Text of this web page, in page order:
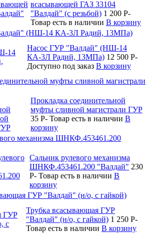
всасывающей ГАЗ 33104
"Валдай" (с резьбой) 1 200 P-
Товар есть в наличии В корзину
(НШ-14 КА-3Л Радий, 13МПа)
Насос ГУР "Валдай" (НШ-14
КА-3Л Радий, 13МПа) 12 500 P-
Доступно под заказ В корзину
муфты сливной магистрали
Прокладка соединительной
муфты сливной магистрали ГУР
35 P- Товар есть в наличии В
корзину
механизма ШНКФ.453461.200
Сальник рулевого механизма
ШНКФ.453461.200 "Валдай" 230
P- Товар есть в наличии В
корзину
ГУР "Валдай" (н/о, с гайкой)
Трубка всасывающая ГУР
"Валдай" (н/о, с гайкой) 1 250 P-
Товар есть в наличии В корзину